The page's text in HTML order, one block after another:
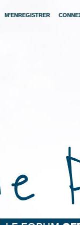
M’ENREGISTRER